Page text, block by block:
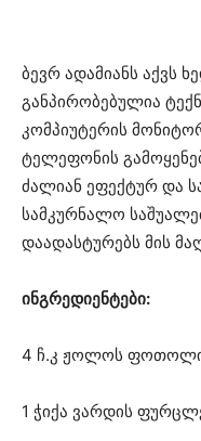
ბევრ ადამიანს აქვს
განპირობებულია
კომპიუტერის
ტელეფონის
ძალიან ეფექტურ და
სამკურნალო
დაადასტურებს მის
ინგრედიენტები:
4 ჩ.კ ჟოლოს
1 ჭიქა ვარდის